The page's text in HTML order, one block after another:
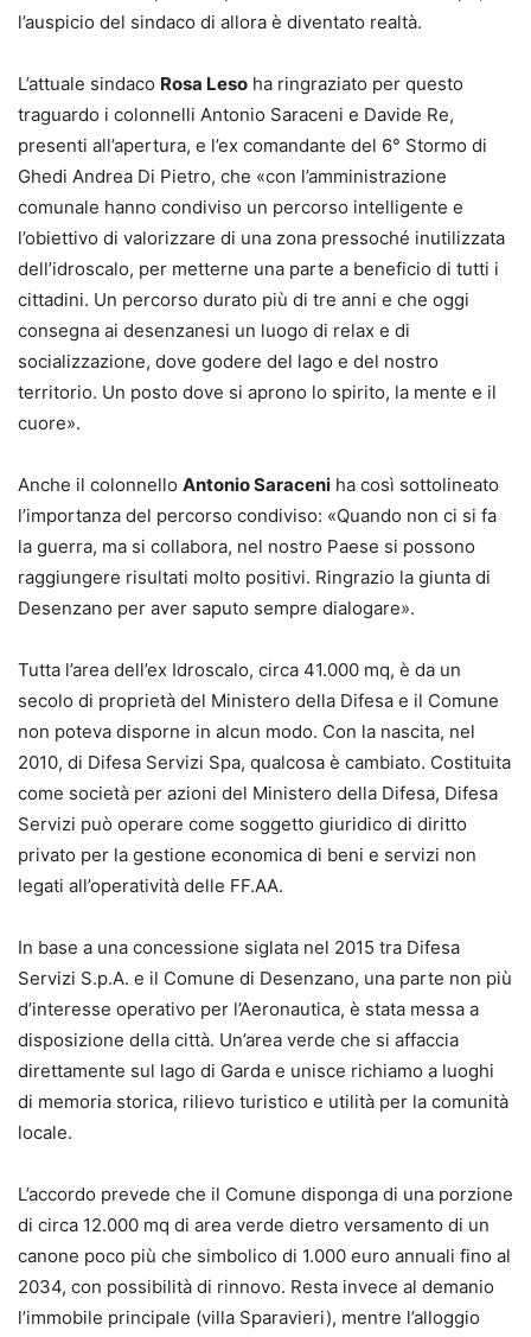
l’auspicio del sindaco di allora è diventato realtà.
L’attuale sindaco Rosa Leso ha ringraziato per questo
traguardo i colonnelli Antonio Saraceni e Davide Re,
presenti all’apertura, e l’ex comandante del 6° Stormo di
Ghedi Andrea Di Pietro, che «con l’amministrazione
comunale hanno condiviso un percorso intelligente e
l’obiettivo di valorizzare di una zona pressoché inutilizzata
dell’idroscalo, per metterne una parte a beneficio di tutti i
cittadini. Un percorso durato più di tre anni e che oggi
consegna ai desenzanesi un luogo di relax e di
socializzazione, dove godere del lago e del nostro
territorio. Un posto dove si aprono lo spirito, la mente e il
cuore».
Anche il colonnello Antonio Saraceni ha così sottolineato
l’importanza del percorso condiviso: «Quando non ci si fa
la guerra, ma si collabora, nel nostro Paese si possono
raggiungere risultati molto positivi. Ringrazio la giunta di
Desenzano per aver saputo sempre dialogare».
Tutta l’area dell’ex Idroscalo, circa 41.000 mq, è da un
secolo di proprietà del Ministero della Difesa e il Comune
non poteva disporne in alcun modo. Con la nascita, nel
2010, di Difesa Servizi Spa, qualcosa è cambiato. Costituita
come società per azioni del Ministero della Difesa, Difesa
Servizi può operare come soggetto giuridico di diritto
privato per la gestione economica di beni e servizi non
legati all’operatività delle FF.AA.
In base a una concessione siglata nel 2015 tra Difesa
Servizi S.p.A. e il Comune di Desenzano, una parte non più
d’interesse operativo per l’Aeronautica, è stata messa a
disposizione della città. Un’area verde che si affaccia
direttamente sul lago di Garda e unisce richiamo a luoghi
di memoria storica, rilievo turistico e utilità per la comunità
locale.
L’accordo prevede che il Comune disponga di una porzione
di circa 12.000 mq di area verde dietro versamento di un
canone poco più che simbolico di 1.000 euro annuali fino al
2034, con possibilità di rinnovo. Resta invece al demanio
l’immobile principale (villa Sparavieri), mentre l’alloggio